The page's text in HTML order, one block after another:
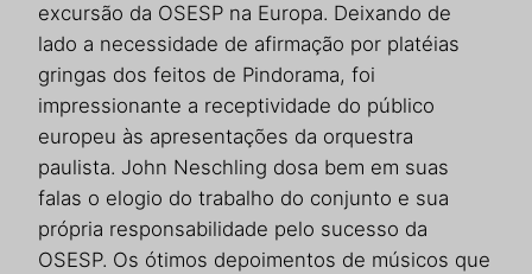
excursão da OSESP na Europa. Deixando de
lado a necessidade de afirmação por platéias
gringas dos feitos de Pindorama, foi
impressionante a receptividade do público
europeu às apresentações da orquestra
paulista. John Neschling dosa bem em suas
falas o elogio do trabalho do conjunto e sua
própria responsabilidade pelo sucesso da
OSESP. Os ótimos depoimentos de músicos que